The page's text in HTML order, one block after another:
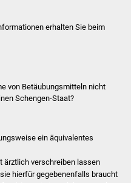
Stadtfest
Stadtarchiv
erhalten Sie beim
von Betäubungsmitteln nicht
Schengen-Staat?
ein äquivalentes
ärztlich verschreiben lassen
hierfür gegebenenfalls braucht